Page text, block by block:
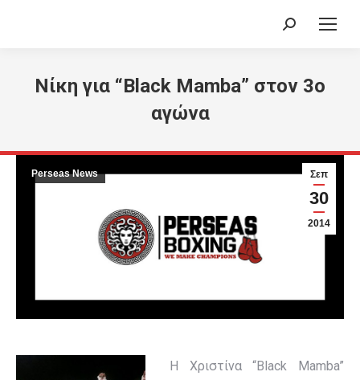
Search:
Νίκη για “Black Mamba” στον 3ο
αγώνα
Σεπ
30
2014
Perseas News
Η Χριστίνα “Black Mamba”